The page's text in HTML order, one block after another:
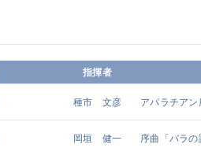
指揮者
種市 文彦 アパラチアン
岡垣 健一 序曲「バラの